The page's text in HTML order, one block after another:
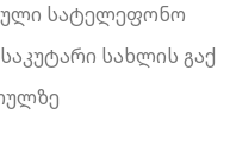
სატელეფონო
საკუტარი სახლის გაქ